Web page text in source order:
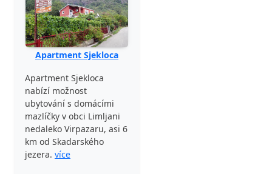
Apartment Sjekloca
Apartment Sjekloca
nabízí možnost
ubytování s domácími
mazlíčky v obci Limljani
nedaleko Virpazaru, asi 6
km od Skadarského
jezera. více